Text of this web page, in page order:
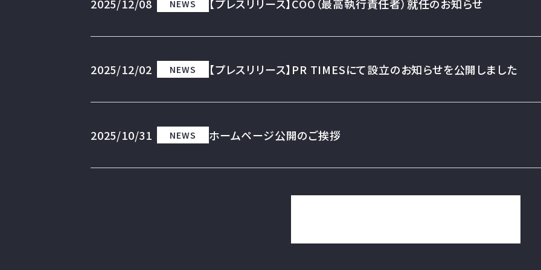
2025/12/08 NEWS 【プレスリリース】COO（最高執行責任者）就任のお知らせ
2025/12/02 NEWS 【プレスリリース】PR TIMESにて設立のお知らせを公開しました
2025/10/31 NEWS ホームページ公開のご挨拶